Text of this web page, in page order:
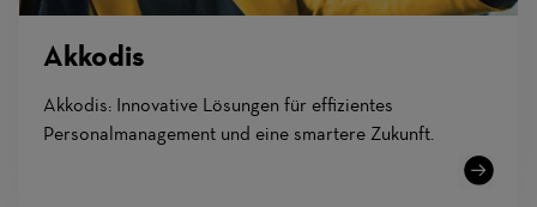
Akkodis
Akkodis: Innovative Lösungen für effizientes
Personalmanagement und eine smartere Zukunft.
Learn